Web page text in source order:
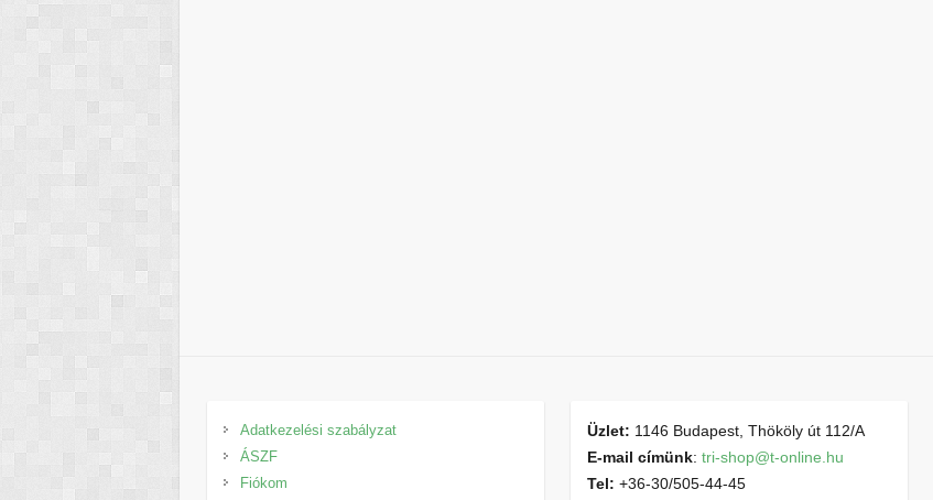
Adatkezelési szabályzat
ÁSZF
Fiókom
Üzlet: 1146 Budapest, Thököly út 112/A
E-mail címünk:tri-shop@t-online.hu
Tel: +36-30/505-44-45